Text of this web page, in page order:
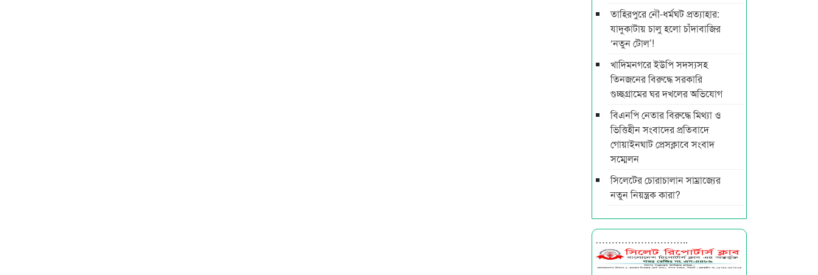
তাহিরপুরে নৌ-ধর্মঘট প্রত্যাহার:
যাদুকাটায় চালু হলো চাঁদাবাজির
‘নতুন টোল’!
খাদিমনগরে ইউপি সদস্যসহ
তিনজনের বিরুদ্ধে সরকারি
গুচ্ছগ্রামের ঘর দখলের অভিযোগ
বিএনপি নেতার বিরুদ্ধে মিথ্যা ও
ভিত্তিহীন সংবাদের প্রতিবাদে
গোয়াইনঘাট প্রেসক্লাবে সংবাদ
সম্মেলন
সিলেটের চোরাচালান সাম্রাজ্যের
নতুন নিয়ন্ত্রক কারা?
………………………..